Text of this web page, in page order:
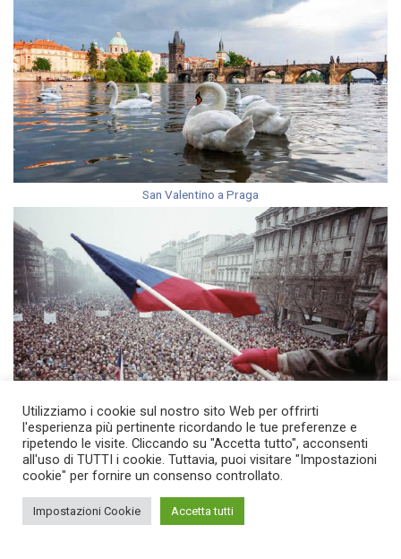
San Valentino a Praga
17 Novembre Repubblica Ceca
Utilizziamo i cookie sul nostro sito Web per offrirti
l'esperienza più pertinente ricordando le tue preferenze e
ripetendo le visite. Cliccando su "Accetta tutto", acconsenti
all'uso di TUTTI i cookie. Tuttavia, puoi visitare "Impostazioni
cookie" per fornire un consenso controllato.
Impostazioni Cookie Accetta tutti